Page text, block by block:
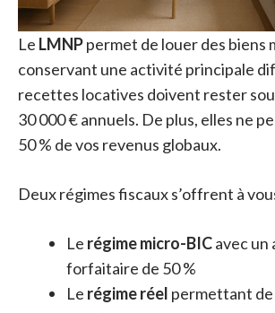
Le LMNPpermet de louer des biens
conservant une activité principale
recettes locatives doivent rester
30 000 € annuels. De plus, elles ne
50 % de vos revenus globaux.
Deux régimes fiscaux s’offrent à
Le régime micro-BICavec
forfaitaire de 50 %
Le régime réel permettant